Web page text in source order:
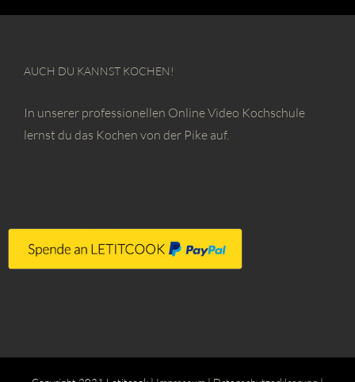
AUCH DU KANNST KOCHEN!
In unserer professionellen Online Video Kochschule
lernst du das Kochen von der Pike auf.